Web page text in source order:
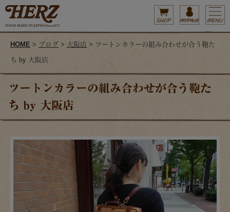
HOME > ブログ > 大阪店 > ツートンカラーの組み合わせが合う鞄た
ち by 大阪店
ツートンカラーの組み合わせが合う鞄た
ち by 大阪店